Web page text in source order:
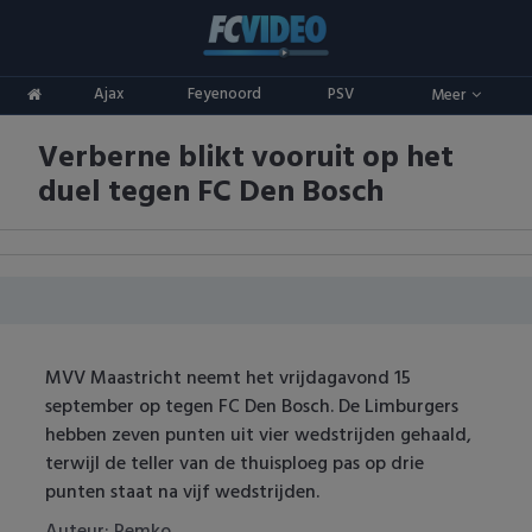
Ajax Feyenoord PSV Meer
ADO Den Haag
Ajax
FC Twente
FC Utrecht
Feyenoord
Competities
Eredivisie
Keuken Kampioen Divisie
Vrouwenvoetbal
Champions League
Europa League
Oranje
Verberne blikt vooruit op het
duel tegen FC Den Bosch
MVV Maastricht neemt het vrijdagavond 15
september op tegen FC Den Bosch. De Limburgers
hebben zeven punten uit vier wedstrijden gehaald,
terwijl de teller van de thuisploeg pas op drie
punten staat na vijf wedstrijden.